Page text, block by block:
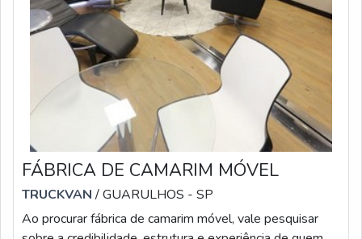
FÁBRICA DE CAMARIM MÓVEL
TRUCKVAN/ GUARULHOS - SP
Ao procurar fábrica de camarim móvel, vale pesquisar